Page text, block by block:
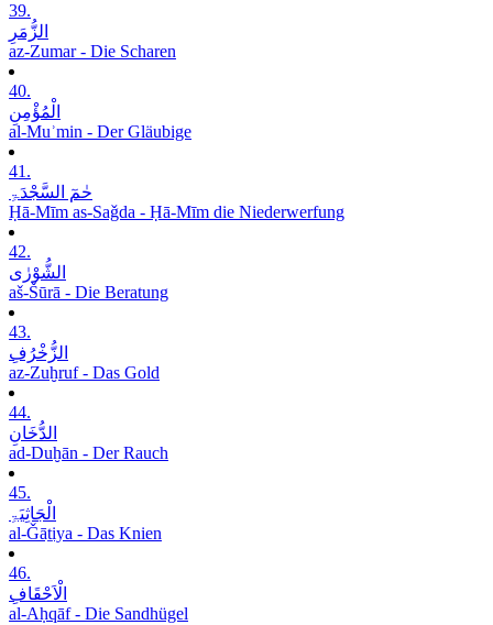
39.
الزُّمَرِ
az-Zumar - Die Scharen
40.
الْمُؤْمِنِ
al-Muʾmin - Der Gläubige
41.
حٰمٓ السَّجْدَۃِ
Ḥā-Mīm as-Saǧda - Ḥā-Mīm die Niederwerfung
42.
الشُّوْرٰی
aš-Šūrā - Die Beratung
43.
الزُّخْرُفِ
az-Zuḫruf - Das Gold
44.
الدُّخَانِ
ad-Duḫān - Der Rauch
45.
الْجَاثِیَۃِ
al-Ǧāṯiya - Das Knien
46.
الْاَحْقَافِ
al-Aḥqāf - Die Sandhügel